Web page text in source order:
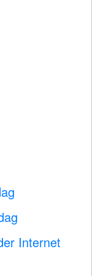
Internet